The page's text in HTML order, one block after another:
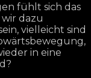
fühlt sich das
dazu
vielleicht sind
in eine